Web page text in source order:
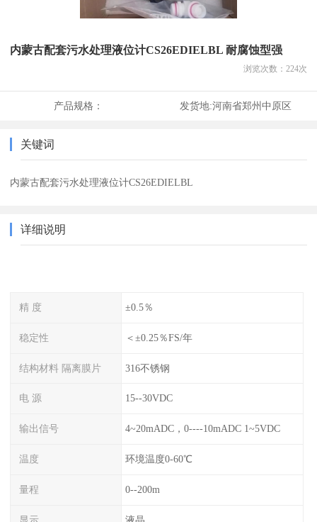
内蒙古配套污水处理液位计CS26EDIELBL 耐腐蚀型强
浏览次数： 224次
产品规格： 发货地:河南省郑州中原区
关键词
内蒙古配套污水处理液位计CS26EDIELBL
详细说明
精 度 ±0.5％
稳定性 ＜±0.25％FS/年
结构材料 隔离膜片 316不锈钢
电 源 15--30VDC
输出信号 4~20mADC，0----10mADC 1~5VDC
温度 环境温度0-60℃
量程 0--200m
显示 液晶